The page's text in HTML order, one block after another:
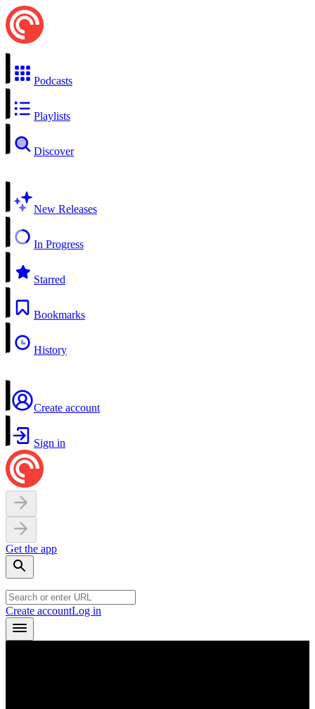
Podcasts
Playlists
Discover
New Releases
In Progress
Starred
Bookmarks
History
Create account
Sign in
Get the app
Create accountLog in